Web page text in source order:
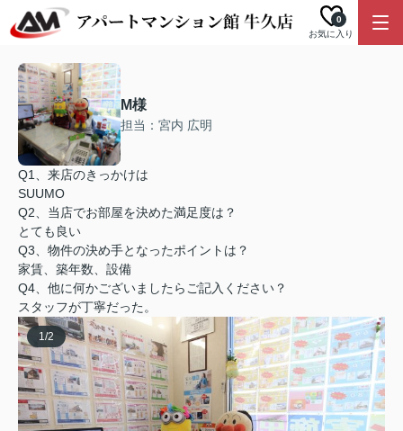
お気に入り
0
M様
担当：宮内 広明
Q1、来店のきっかけは
SUUMO
Q2、当店でお部屋を決めた満足度は？
とても良い
Q3、物件の決め手となったポイントは？
家賃、築年数、設備
Q4、他に何かございましたらご記入ください？
スタッフが丁寧だった。
1/2